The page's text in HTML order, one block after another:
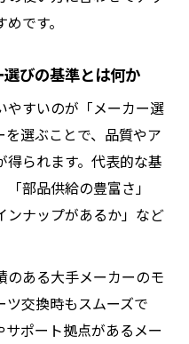
ゴ付きでコスパアッ
です。
びの基準とは何か
やすいのが「メーカー選
を選ぶことで、品質やア
得られます。代表的な基
部品供給の豊富さ」
ンナップがあるか」など
のある大手メーカーのモ
ツ交換時もスムーズで
サポート拠点があるメー